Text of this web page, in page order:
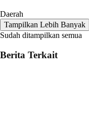
Daerah
Tampilkan Lebih Banyak
Sudah ditampilkan semua
Berita Terkait